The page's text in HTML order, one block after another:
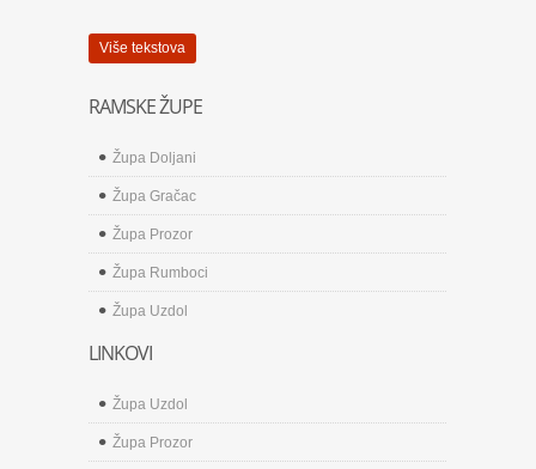
Više tekstova
RAMSKE ŽUPE
Župa Doljani
Župa Gračac
Župa Prozor
Župa Rumboci
Župa Uzdol
LINKOVI
Župa Uzdol
Župa Prozor